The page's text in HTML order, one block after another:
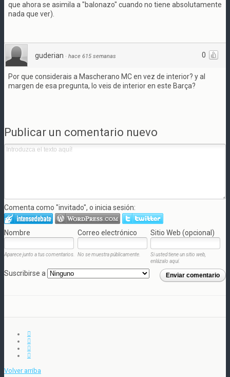
que ahora se asimila a "balonazo" cuando no tiene absolutamente
nada que ver).
0
guderian · hace 615 semanas
Por que considerais a Mascherano MC en vez de interior? y al
margen de esa pregunta, lo veis de interior en este Barça?
Publicar un comentario nuevo
Comenta como "invitado", o inicia sesión:
Nombre Correo electrónico Sitio Web (opcional)
Aparece junto a tus comentarios. No se muestra públicamente.
Si usted tiene un sitio web,
enlázalo aquí.
Enviar comentario
Suscribirse a
Volver arriba